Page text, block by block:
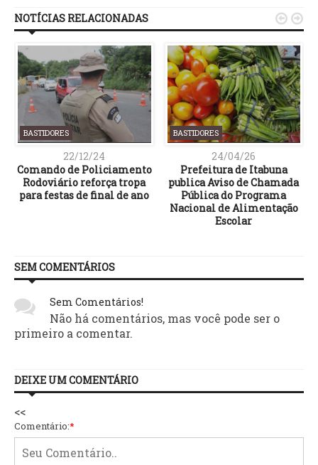
NOTÍCIAS RELACIONADAS
BASTIDORES
22/12/24
Comando de Policiamento
Rodoviário reforça tropa
para festas de final de ano
BASTIDORES
24/04/26
Prefeitura de Itabuna
publica Aviso de Chamada
Pública do Programa
Nacional de Alimentação
Escolar
 
SEM COMENTÁRIOS
Sem Comentários!
Não há comentários, mas você pode ser o
primeiro a comentar.
DEIXE UM COMENTÁRIO
<<
Comentário:*